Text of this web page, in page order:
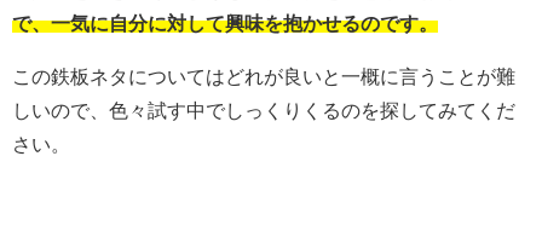
で、一気に自分に対して興味を抱かせるのです。
この鉄板ネタについてはどれが良いと一概に言うことが難
しいので、色々試す中でしっくりくるのを探してみてくだ
さい。